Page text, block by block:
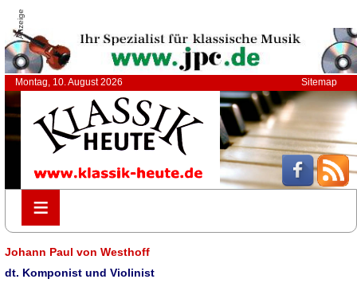
Anzeige
Montag, 10. August 2026 Sitemap
≡
≡
Johann Paul von Westhoff
dt. Komponist und Violinist